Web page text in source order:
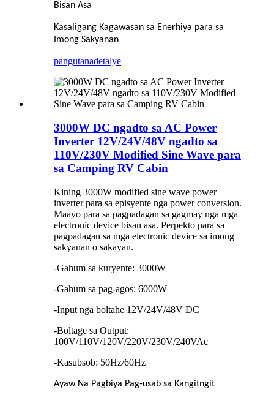
Bisan Asa
Kasaligang Kagawasan sa Enerhiya para sa
Imong Sakyanan
pangutanadetalye
3000W DC ngadto sa AC Power
Inverter 12V/24V/48V ngadto sa
110V/230V Modified Sine Wave para
sa Camping RV Cabin
Kining 3000W modified sine wave power
inverter para sa episyente nga power conversion.
Maayo para sa pagpadagan sa gagmay nga mga
electronic device bisan asa. Perpekto para sa
pagpadagan sa mga electronic device sa imong
sakyanan o sakayan.
-Gahum sa kuryente: 3000W
-Gahum sa pag-agos: 6000W
-Input nga boltahe 12V/24V/48V DC
-Boltage sa Output:
100V/110V/120V/220V/230V/240VAc
-Kasubsob: 50Hz/60Hz
Ayaw Na Pagbiya Pag-usab sa Kangitngit